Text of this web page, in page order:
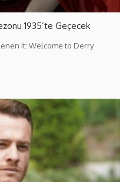
1935’te Geçecek
It: Welcome to Derry